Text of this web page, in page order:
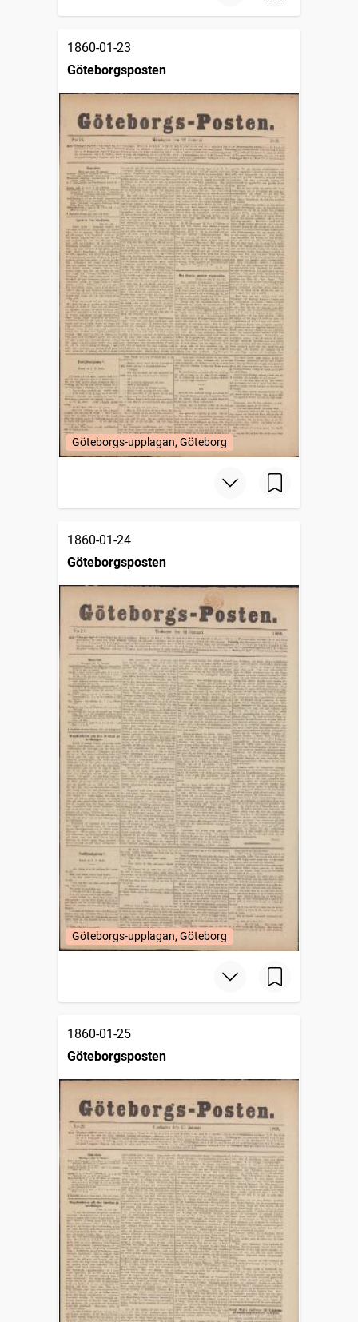
1860-01-23
Göteborgsposten
Göteborgs-upplagan, Göteborg
1860-01-24
Göteborgsposten
Göteborgs-upplagan, Göteborg
1860-01-25
Göteborgsposten